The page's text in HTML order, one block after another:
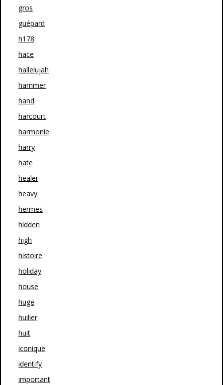
gros
guépard
h178
hace
hallelujah
hammer
hand
harcourt
harmonie
harry
hate
healer
heavy
hermes
hidden
high
histoire
holiday
house
huge
huilier
huit
iconique
identify
important